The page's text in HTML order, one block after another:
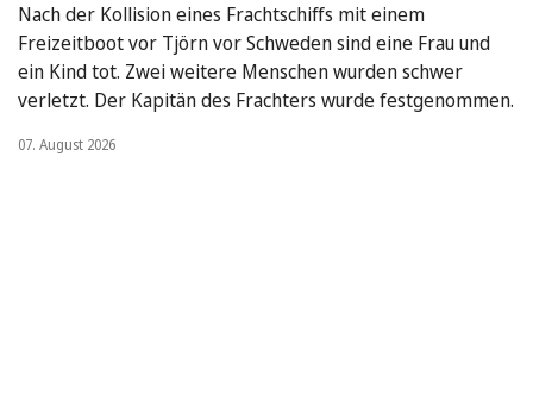
Nach der Kollision eines Frachtschiffs mit einem
Freizeitboot vor Tjörn vor Schweden sind eine Frau und
ein Kind tot. Zwei weitere Menschen wurden schwer
verletzt. Der Kapitän des Frachters wurde festgenommen.
07. August 2026